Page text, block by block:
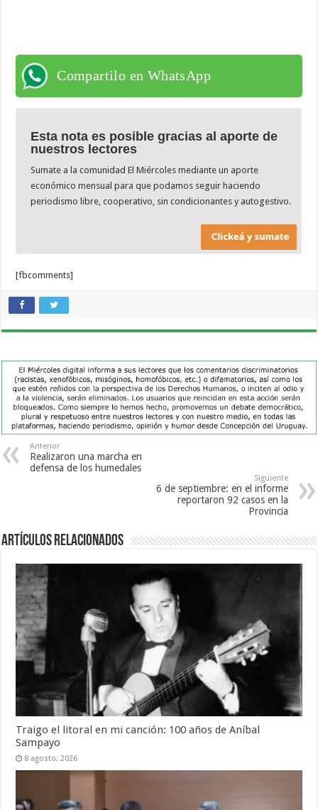
Compartilo en WhatsApp
Esta nota es posible gracias al aporte de
nuestros lectores
Sumate a la comunidad El Miércoles mediante un aporte
económico mensual para que podamos seguir haciendo
periodismo libre, cooperativo, sin condicionantes y autogestivo.
[fbcomments]
Anterior
Realizaron una marcha en
defensa de los humedales
Siguiente
6 de septiembre: en el informe
reportaron 92 casos en la
Provincia
Artículos Relacionados
Traigo el litoral en mi canción: 100 años de Aníbal
Sampayo
8 agosto, 2026